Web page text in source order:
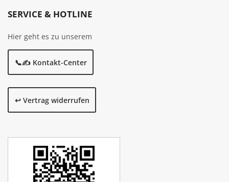
SERVICE & HOTLINE
Hier geht es zu unserem
📞✍️ Kontakt-Center
↩️ Vertrag widerrufen